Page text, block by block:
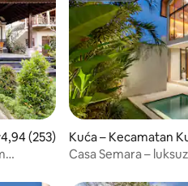
ocjena: 4,94/5,
4,94 (253)
Kuća – Kecamatan
Casa Semara –